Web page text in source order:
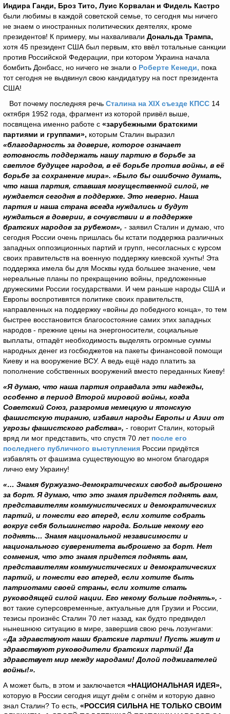
Индира Ганди, Броз Тито, Луис Корвалан и Фидель Кастро
были любимы в каждой советской семье, то сегодня мы ничего
не знаем о иностранных политических деятелях, кроме
президентов! К примеру, мы нахваливали Дональда Трампа,
хотя 45 президент США был первым, кто ввёл тотальные санкции
против Российской Федерации, при котором Украина начала
бомбить Донбасс, но ничего не знали о Роберте Кенеди, пока
тот сегодня не выдвинул свою кандидатуру на пост президента
США!
Вот почему последняя речь Сталина на XIX съезде КПСС 14
октября 1952 года, фрагмент из которой привёл выше,
посвящена именно работе с «зарубежными братскими
партиями и группами», которым Сталин выразил
«благодарность за доверие, которое означает
готовность поддержать нашу партию в борьбе за
светлое будущее народов, в её борьбе против войны, в её
борьбе за сохранение мира». «Было бы ошибочно думать,
что наша партия, ставшая могущественной силой, не
нуждается сегодня в поддержке. Это неверно. Наша
партия и наша страна всегда нуждались и будут
нуждаться в доверии, в сочувствии и в поддержке
братских народов за рубежом», - заявил Сталин и думаю, что
сегодня России очень пришлась бы кстати поддержка различных
западных оппозиционных партий и групп, несогласных с курсом
своих правительств на военную поддержку киевской хунты! Эта
поддержка имела бы для Москвы куда большее значение, чем
нереальные планы по прекращению войны, предложенные
дружескими России государствами. И чем раньше народы США и
Европы воспротивятся политике своих правительств,
направленных на поддержку «войны до победного конца», то тем
быстрее восстановится благосостояние самих этих западных
народов - прежние цены на энергоносители, социальные
выплаты, отпадёт необходимость выделять огромные суммы
народных денег из госбюджетов на пакеты финансовой помощи
Киеву и на вооружение ВСУ. А ведь ещё надо платить за
пополнение собственных вооружений вместо переданных Киеву!
«Я думаю, что наша партия оправдала эти надежды,
особенно в период Второй мировой войны, когда
Советский Союз, разгромив немецкую и японскую
фашистскую тиранию, избавил народы Европы и Азии от
угрозы фашистского рабства», - говорит Сталин, который
вряд ли мог представить, что спустя 70 лет после его
последнего публичного выступления России придётся
избавлять от фашизма существующую во многом благодаря
лично ему Украину!
«… Знамя буржуазно-демократических свобод выброшено
за борт. Я думаю, что это знамя придется поднять вам,
представителям коммунистических и демократических
партий, и понести его вперед, если хотите собрать
вокруг себя большинство народа. Больше некому его
поднять… Знамя национальной независимости и
национального суверенитета выброшено за борт. Нет
сомнения, что это знамя придется поднять вам,
представителям коммунистических и демократических
партий, и понести его вперед, если хотите быть
патриотами своей страны, если хотите стать
руководящей силой нации. Его некому больше поднять», -
вот такие суперсовременные, актуальные для Грузии и России,
тезисы произнёс Сталин 70 лет назад, как будто предвидел
нынешнюю ситуацию в мире, завершив свою речь лозунгами:
«Да здравствуют наши братские партии! Пусть живут и
здравствуют руководители братских партий! Да
здравствует мир между народами! Долой поджигателей
войны!».
А может быть, в этом и заключается «НАЦИОНАЛЬНАЯ ИДЕЯ»,
которую в России сегодня ищут днём с огнём и которую давно
знал Сталин? То есть, «РОССИЯ СИЛЬНА НЕ ТОЛЬКО СВОИМ